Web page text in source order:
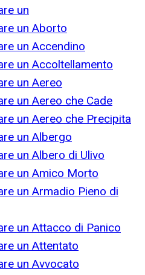
un
un Aborto
un Accendino
un Accoltellamento
un Aereo
un Aereo che Cade
un Aereo che Precipita
un Albergo
un Albero di Ulivo
un Amico Morto
un Armadio Pieno di
un Attacco di Panico
un Attentato
un Avvocato